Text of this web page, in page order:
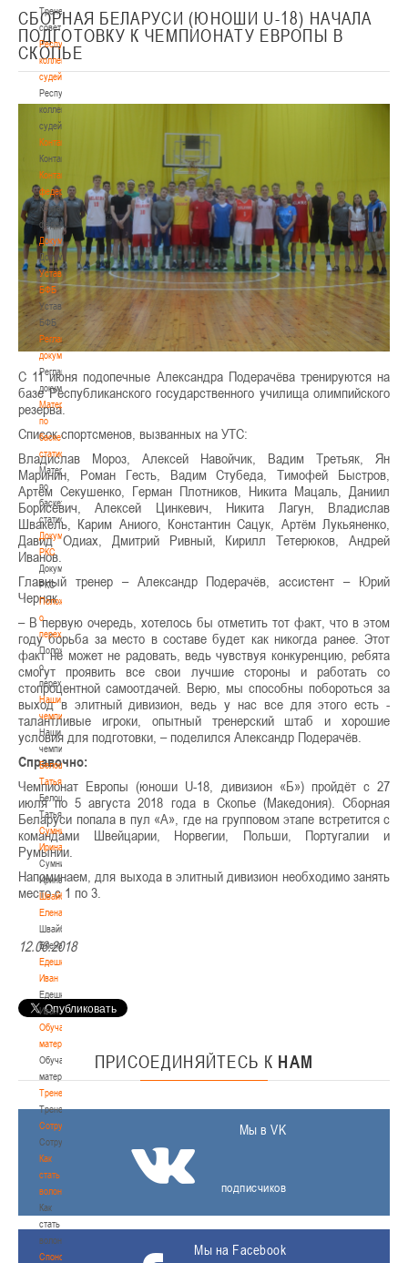
Тренерский
совет
Республиканская
коллегия
судей
Республиканская
коллегия
судей
Контакты
Контакты
Контакты
федерации
Контакты
федерации
Документы
Документы
Устав
БФБ
Устав
БФБ
Регламентирующие
документы
Регламентирующие
документы
Материалы
по
баскетбольной
статистике
Материалы
по
баскетбольной
статистике
Документы
РКС
Документы
РКС
Положение
о
переходах
Положение
о
переходах
Наши
чемпионы
Наши
чемпионы
Белошапко
Татьяна
Белошапко
Татьяна
Сумникова
Ирина
Сумникова
Ирина
Швайбович
Елена
Швайбович
Елена
Едешко
Иван
Едешко
Иван
Обучающие
материалы
Обучающие
материалы
Тренерам
Тренерам
Сотрудничество
Сотрудничество
Как
стать
волонтером
Как
стать
волонтером
Спонсоры
СБОРНАЯ БЕЛАРУСИ (ЮНОШИ U-18) НАЧАЛА
ПОДГОТОВКУ К ЧЕМПИОНАТУ ЕВРОПЫ В
СКОПЬЕ
С 11 июня подопечные Александра Подерачёва тренируются на
базе Республиканского государственного училища олимпийского
резерва.
Список спортсменов, вызванных на УТС:
Владислав Мороз, Алексей Навойчик, Вадим Третьяк, Ян
Маринин, Роман Гесть, Вадим Стубеда, Тимофей Быстров,
Артём Секушенко, Герман Плотников, Никита Мацаль, Даниил
Борисевич, Алексей Цинкевич, Никита Лагун, Владислав
Швакель, Карим Аниого, Константин Сацук, Артём Лукьяненко,
Давид Одиах, Дмитрий Ривный, Кирилл Тетерюков, Андрей
Иванов.
Главный тренер – Александр Подерачёв, ассистент – Юрий
Черняк.
– В первую очередь, хотелось бы отметить тот факт, что в этом
году борьба за место в составе будет как никогда ранее. Этот
факт не может не радовать, ведь чувствуя конкуренцию, ребята
смогут проявить все свои лучшие стороны и работать со
стопроцентной самоотдачей. Верю, мы способны побороться за
выход в элитный дивизион, ведь у нас все для этого есть -
талантливые игроки, опытный тренерский штаб и хорошие
условия для подготовки, – поделился Александр Подерачёв.
Справочно:
Чемпионат Европы (юноши U-18, дивизион «Б») пройдёт с 27
июля по 5 августа 2018 года в Скопье (Македония). Сборная
Беларуси попала в пул «А», где на групповом этапе встретится с
командами Швейцарии, Норвегии, Польши, Португалии и
Румынии.
Напоминаем, для выхода в элитный дивизион необходимо занять
место с 1 по 3.
12.06.2018
ПРИСОЕДИНЯЙТЕСЬ К НАМ
Мы в VK
подписчиков
Мы на Facebook